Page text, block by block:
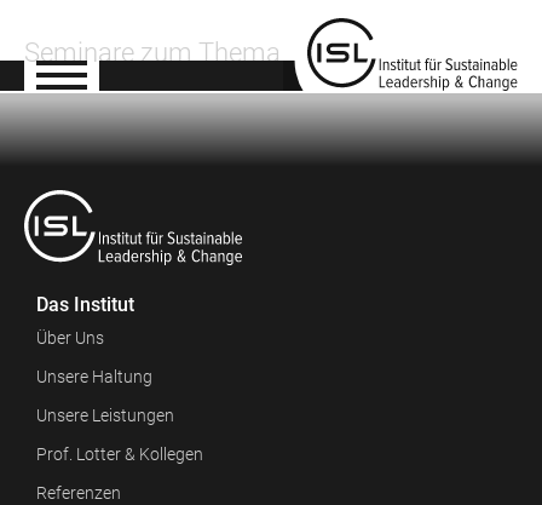
Seminare zum Thema
Das Institut
Über Uns
Unsere Haltung
Unsere Leistungen
Prof. Lotter & Kollegen
Referenzen